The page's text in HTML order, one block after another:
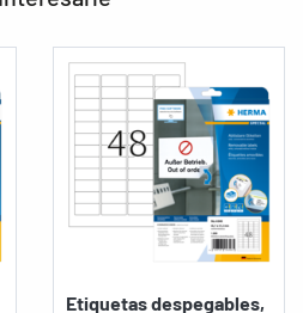
Etiquetas despegables,